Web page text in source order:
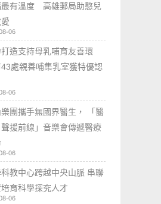
最有溫度 高雄郵局助憨兒
06
造支持母乳哺育友善環
處親善哺集乳室獲特優認
06
團攜手無國界醫生， 「醫
援前線」音樂會傳遞醫療
06
教中心跨越中央山脈 串聯
育科學探究人才
06